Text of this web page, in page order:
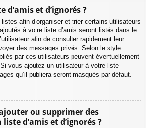
d’amis et d’ignorés ?
afin d’organiser et trier certains utilisateurs
à votre liste d’amis seront listés dans le
afin de consulter rapidement leur
des messages privés. Selon le style
par ces utilisateurs peuvent éventuellement
vous ajoutez un utilisateur à votre liste
qu’il publiera seront masqués par défaut.
ou supprimer des
d’amis et d’ignorés ?